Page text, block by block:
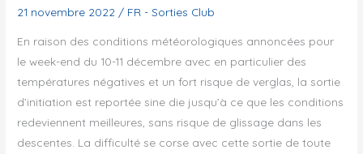
7
janvier
2023
21 novembre 2022 / FR - Sorties Club
En raison des conditions météorologiques annoncées pour
le week-end du 10-11 décembre avec en particulier des
températures négatives et un fort risque de verglas, la sortie
d’initiation est reportée sine die jusqu’à ce que les conditions
redeviennent meilleures, sans risque de glissage dans les
descentes. La difficulté se corse avec cette sortie de toute